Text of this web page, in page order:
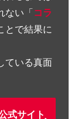
ない「コラ
とで結果に
ている真面
式サイト